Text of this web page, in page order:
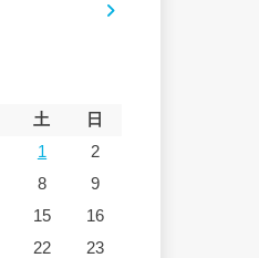
土
日
1
2
8
9
15
16
22
23